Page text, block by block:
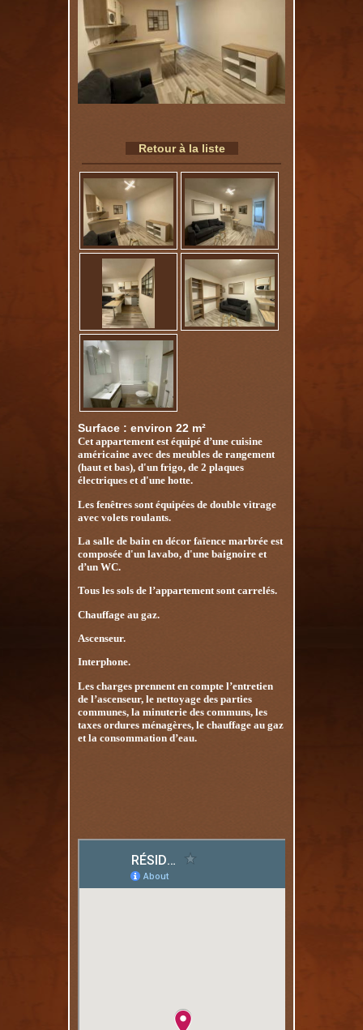
Retour à la liste
Surface : environ 22 m²
Cet appartement est équipé d’une cuisine
américaine avec des meubles de rangement
(haut et bas), d'un frigo, de 2 plaques
électriques et d'une hotte.
Les fenêtres sont équipées de double vitrage
avec volets roulants.
La salle de bain en décor faïence marbrée est
composée d'un lavabo, d'une baignoire et
d’un WC.
Tous les sols de l’appartement sont carrelés.
Chauffage au gaz.
Ascenseur.
Interphone.
Les charges prennent en compte l’entretien
de l’ascenseur, le nettoyage des parties
communes, la minuterie des communs, les
taxes ordures ménagères, le chauffage au gaz
et la consommation d’eau.